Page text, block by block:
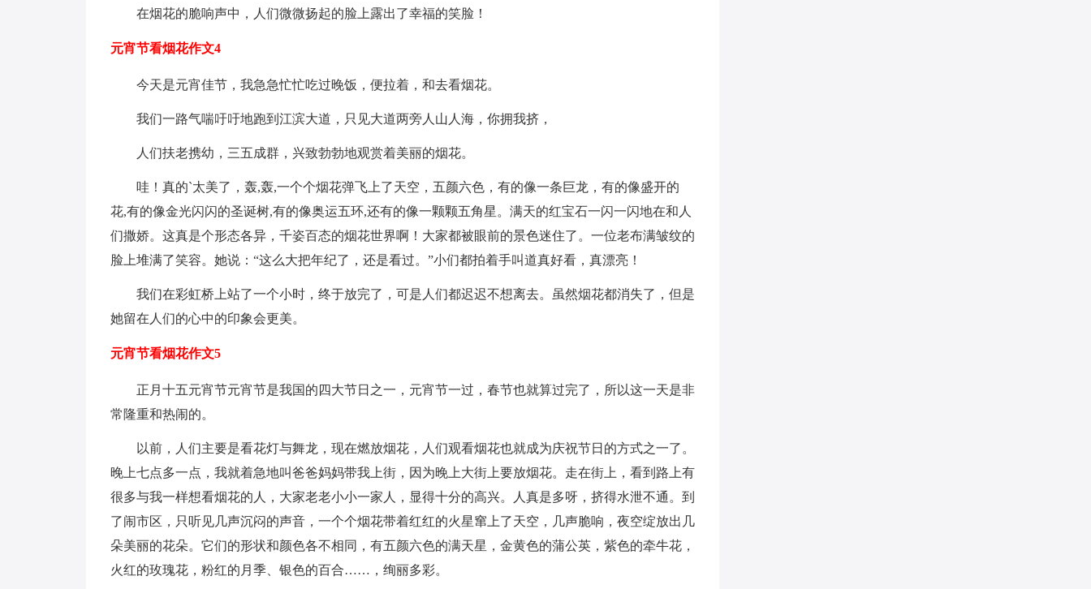
在烟花的脆响声中，人们微微扬起的脸上露出了幸福的笑脸！
元宵节看烟花作文4
今天是元宵佳节，我急急忙忙吃过晚饭，便拉着，和去看烟花。
我们一路气喘吁吁地跑到江滨大道，只见大道两旁人山人海，你拥我挤，
人们扶老携幼，三五成群，兴致勃勃地观赏着美丽的烟花。
哇！真的`太美了，轰,轰,一个个烟花弹飞上了天空，五颜六色，有的像一条巨龙，有的像盛开的
花,有的像金光闪闪的圣诞树,有的像奥运五环,还有的像一颗颗五角星。满天的红宝石一闪一闪地在和人
们撒娇。这真是个形态各异，千姿百态的烟花世界啊！大家都被眼前的景色迷住了。一位老布满皱纹的
脸上堆满了笑容。她说：“这么大把年纪了，还是看过。”小们都拍着手叫道真好看，真漂亮！
我们在彩虹桥上站了一个小时，终于放完了，可是人们都迟迟不想离去。虽然烟花都消失了，但是
她留在人们的心中的印象会更美。
元宵节看烟花作文5
正月十五元宵节元宵节是我国的四大节日之一，元宵节一过，春节也就算过完了，所以这一天是非
常隆重和热闹的。
以前，人们主要是看花灯与舞龙，现在燃放烟花，人们观看烟花也就成为庆祝节日的方式之一了。
晚上七点多一点，我就着急地叫爸爸妈妈带我上街，因为晚上大街上要放烟花。走在街上，看到路上有
很多与我一样想看烟花的人，大家老老小小一家人，显得十分的高兴。人真是多呀，挤得水泄不通。到
了闹市区，只听见几声沉闷的声音，一个个烟花带着红红的火星窜上了天空，几声脆响，夜空绽放出几
朵美丽的花朵。它们的形状和颜色各不相同，有五颜六色的满天星，金黄色的蒲公英，紫色的牵牛花，
火红的玫瑰花，粉红的月季、银色的百合……，绚丽多彩。